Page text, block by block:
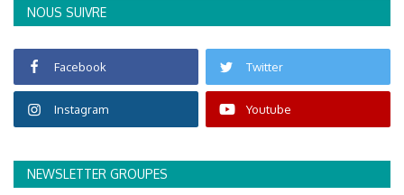
NOUS SUIVRE
Facebook Twitter
Instagram Youtube
NEWSLETTER GROUPES